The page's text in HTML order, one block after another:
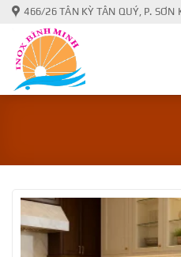
Bỏ
dung
466/26 TÂN KỲ TÂN QUÝ, P. SƠN